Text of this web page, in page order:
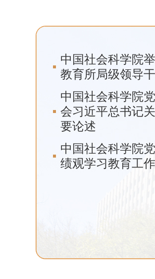
中国社会科学院
教育所局级领导
中国社会科学院
会习近平总书记
要论述
中国社会科学院
绩观学习教育工作